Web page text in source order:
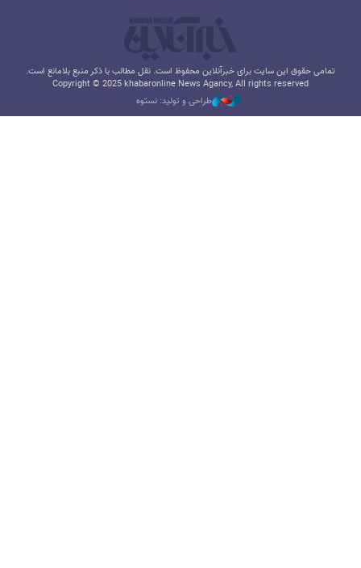
تمامی حقوق این سایت برای خبرآنلاین محفوظ است. نقل مطالب با ذکر منبع بلامانع است.
Copyright © 2025 khabaronline News Agancy, All rights reserved
طراحی و تولید: نستوه